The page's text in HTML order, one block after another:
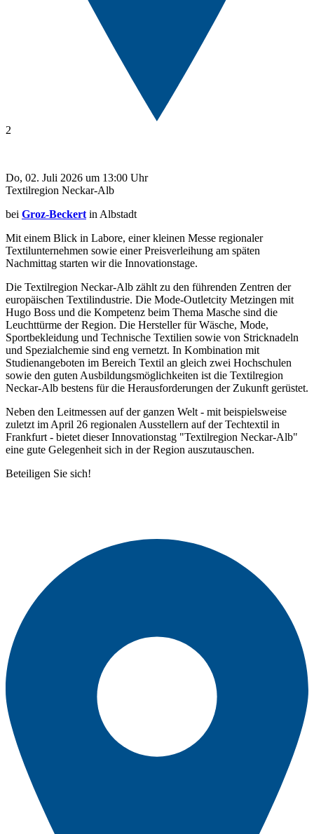
2
Do, 02. Juli 2026 um 13:00 Uhr
Textilregion Neckar-Alb
bei Groz-Beckert in Albstadt
Mit einem Blick in Labore, einer kleinen Messe regionaler
Textilunternehmen sowie einer Preisverleihung am späten
Nachmittag starten wir die Innovationstage.
Die Textilregion Neckar-Alb zählt zu den führenden Zentren der
europäischen Textilindustrie. Die Mode-Outletcity Metzingen mit
Hugo Boss und die Kompetenz beim Thema Masche sind die
Leuchttürme der Region. Die Hersteller für Wäsche, Mode,
Sportbekleidung und Technische Textilien sowie von Stricknadeln
und Spezialchemie sind eng vernetzt. In Kombination mit
Studienangeboten im Bereich Textil an gleich zwei Hochschulen
sowie den guten Ausbildungsmöglichkeiten ist die Textilregion
Neckar-Alb bestens für die Herausforderungen der Zukunft gerüstet.
Neben den Leitmessen auf der ganzen Welt - mit beispielsweise
zuletzt im April 26 regionalen Ausstellern auf der Techtextil in
Frankfurt - bietet dieser Innovationstag "Textilregion Neckar-Alb"
eine gute Gelegenheit sich in der Region auszutauschen.
Beteiligen Sie sich!